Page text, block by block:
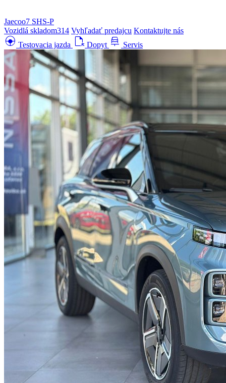
Jaecoo7 SHS-P
Vozidlá skladom314 Vyhľadať predajcu Kontaktujte nás
search_hands_free Testovacia jazda file_open Dopyt car_repair Servis